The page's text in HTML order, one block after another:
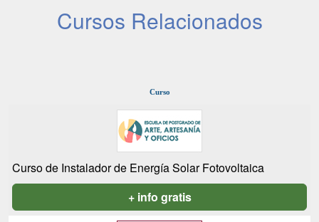
Cursos Relacionados
Curso
Curso de Instalador de Energía Solar Fotovoltaica
+ info gratis